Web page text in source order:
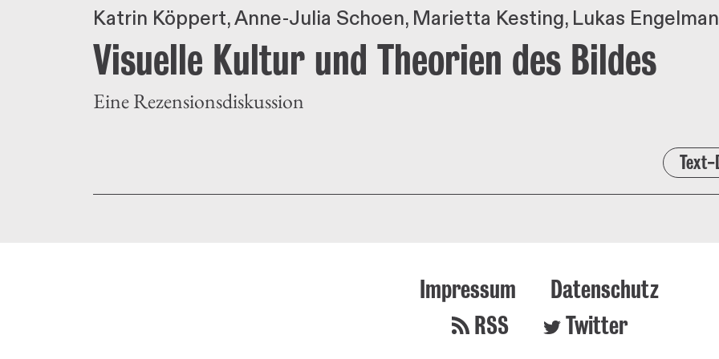
Katrin Köppert Anne-Julia Schoen Marietta Kesting Lukas
Visuelle Kultur und Theorien des Bildes
Eine Rezensionsdiskussion
Text-
Impressum
Datenschutz
RSS
Twitter